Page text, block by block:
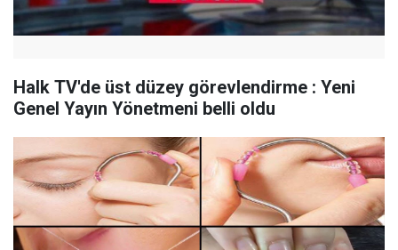
Halk TV'de üst düzey görevlendirme : Yeni
Genel Yayın Yönetmeni belli oldu